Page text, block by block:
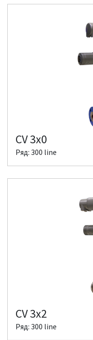
CV 3x0
Ряд: 300 line
CV 3x2
Ряд: 300 line